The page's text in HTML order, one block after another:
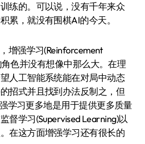
练的。可以说，没有千年来众
累，就没有围棋AI的今天。
增强学习(Reinforcement
色并没有想像中那么大。在理
人工智能系统能在对局中动态
招式并且找到办法反制之，但
学习更多地是用于提供更多质量
督学习(Supervised Learning)以
在这方面增强学习还有很长的